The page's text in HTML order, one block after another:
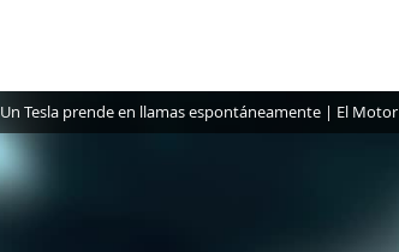
Un Tesla prende en llamas espontáneamente | El Motor